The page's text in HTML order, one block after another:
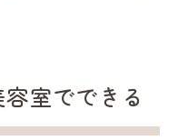
室でできる